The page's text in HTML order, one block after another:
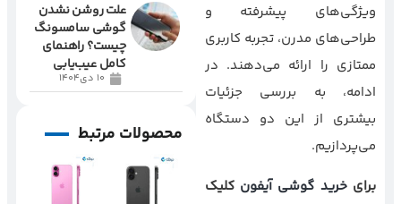
ویژگی‌های پیشرفته و
طراحی‌های مدرن، تجربه کاربری
ممتازی را ارائه می‌دهند. در
ادامه، به بررسی جزئیات
بیشتری از این دو دستگاه
می‌پردازیم.
برای خرید گوشی آیفون کلیک
علت روشن نشدن
گوشی سامسونگ
چیست؟ راهنمای
کامل عیب‌یابی
10 دی1404
محصولات مرتبط